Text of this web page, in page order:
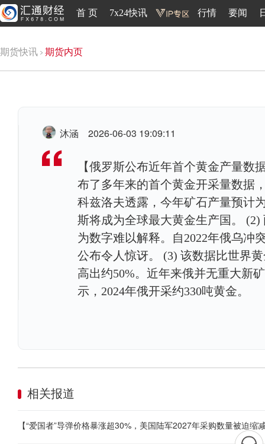
首 页 7x24快讯 行情 要闻
期货快讯 期货内页
沐涵 2026-06-03 19:09:11
【俄罗斯公布近年首个黄金产量数
布了多年来的首个黄金开采量数据
科兹洛夫透露，今年矿石产量预计
斯将成为全球最大黄金生产国。
为数字难以解释。自2022年俄乌冲
公布令人惊讶。 (3) 该数据比世界
高出约50%。近年来俄并无重大新
示，2024年俄开采约330吨黄金。
相关报道